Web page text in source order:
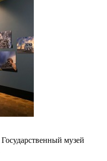
Государственный музей